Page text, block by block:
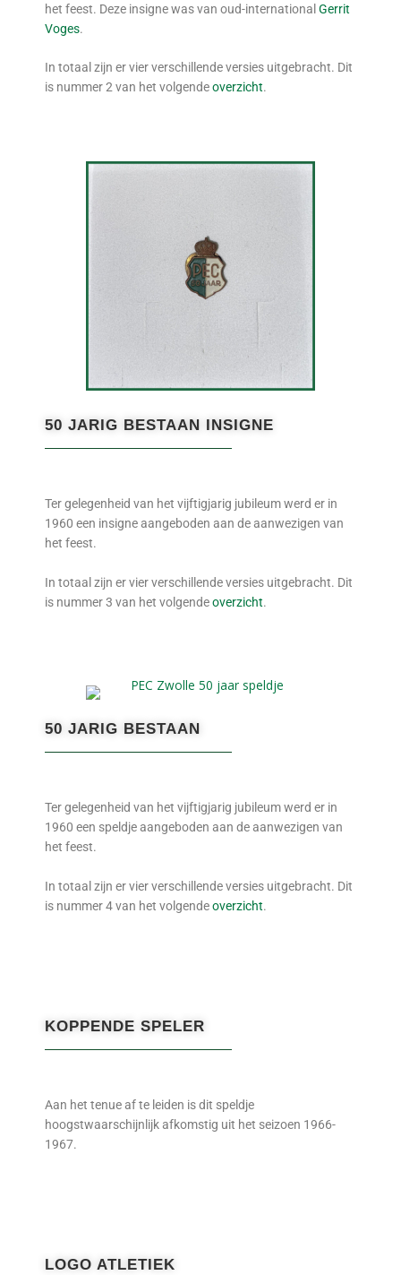
het feest. Deze insigne was van oud-internationalGerrit
Voges.
In totaal zijn er vier verschillende versies uitgebracht. Dit
is nummer 2 van het volgendeoverzicht.
50 JARIG BESTAAN INSIGNE
Ter gelegenheid van het vijftigjarig jubileum werd er in
1960 een insigne aangeboden aan de aanwezigen van
het feest.
In totaal zijn er vier verschillende versies uitgebracht. Dit
is nummer 3 van het volgendeoverzicht.
50 JARIG BESTAAN
Ter gelegenheid van het vijftigjarig jubileum werd er in
1960 een speldje aangeboden aan de aanwezigen van
het feest.
In totaal zijn er vier verschillende versies uitgebracht. Dit
is nummer 4 van het volgendeoverzicht.
KOPPENDE SPELER
Aan het tenue af te leiden is dit speldje
hoogstwaarschijnlijk afkomstig uit het seizoen 1966-
1967.
LOGO ATLETIEK